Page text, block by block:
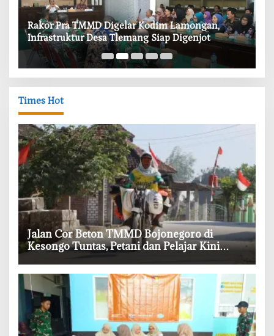
‎Rakor Pra TMMD Digelar Kodim Lamongan,
Infrastruktur Desa Tlemang Siap Digenjot
Times Hot
‎Jalan Cor Beton TMMD Bojonegoro di
Kesongo Tuntas, Petani dan Pelajar Kini